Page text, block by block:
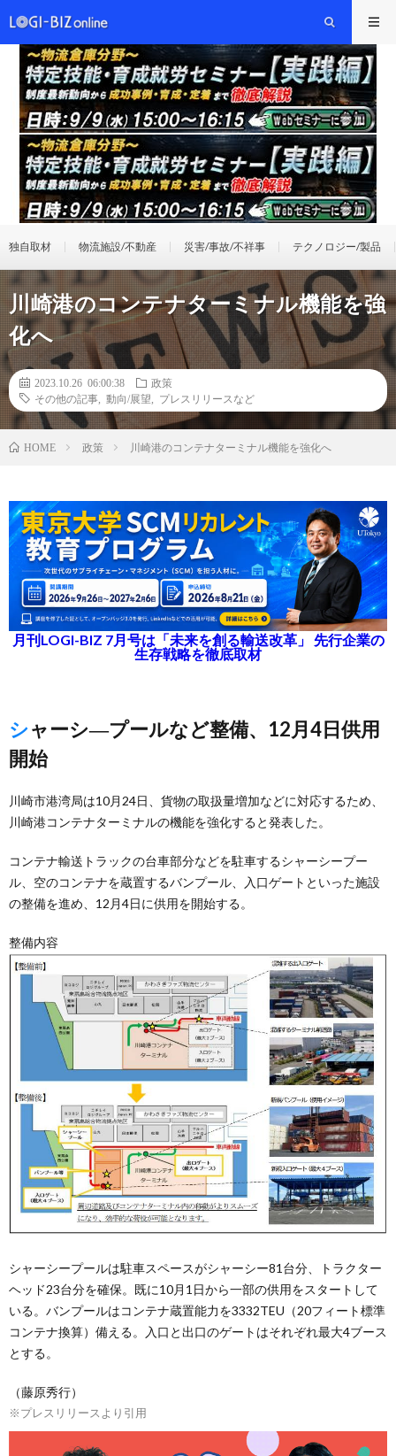
独自取材 物流施設/不動産 災害/事故/不祥事 テクノロジー/製品
川崎港のコンテナターミナル機能を強
化へ
2023.10.26 06:00:38
政策
その他の記事
動向/展望 プレスリリースなど
HOME 政策 川崎港のコンテナターミナル機能を強化へ
月刊LOGI-BIZ 7月号は「未来を創る輸送改革」 先行企業の
生存戦略を徹底取材
シャーシ―プールなど整備、12月4日供用
開始
川崎市港湾局は10月24日、貨物の取扱量増加などに対応するため、
川崎港コンテナターミナルの機能を強化すると発表した。
コンテナ輸送トラックの台車部分などを駐車するシャーシープー
ル、空のコンテナを蔵置するバンプール、入口ゲートといった施設
の整備を進め、12月4日に供用を開始する。
整備内容
シャーシープールは駐車スペースがシャーシー81台分、トラクター
ヘッド23台分を確保。既に10月1日から一部の供用をスタートして
いる。バンプールはコンテナ蔵置能力を3332TEU（20フィート標準
コンテナ換算）備える。入口と出口のゲートはそれぞれ最大4ブース
とする。
（藤原秀行）
※プレスリリースより引用